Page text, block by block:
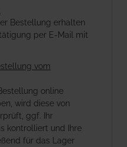
Bestellung erhalten
per E-Mail mit
vom
online
wird diese von
ggf. Ihr
kontrolliert und Ihre
für das Lager